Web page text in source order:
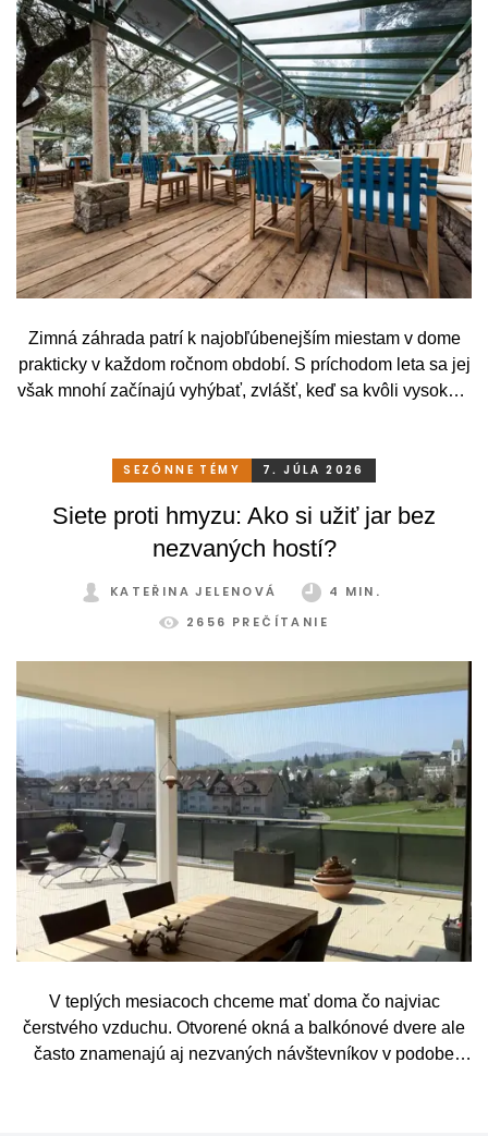
Zimná záhrada patrí k najobľúbenejším miestam v dome
prakticky v každom ročnom období. S príchodom leta sa jej
však mnohí začínajú vyhýbať, zvlášť, keď sa kvôli vysokým
stačí relatívne málo. So správnym, praktickým a šikovným
pohodlne a bez obmedzení po celý rok.
SEZÓNNE TÉMY 7. JÚLA 2026
Siete proti hmyzu: Ako si užiť jar bez
nezvaných hostí?
KATEŘINA JELENOVÁ
4 MIN.
2656 PREČÍTANIE
V teplých mesiacoch chceme mať doma čo najviac
čerstvého vzduchu. Otvorené okná a balkónové dvere ale
často znamenajú aj nezvaných návštevníkov v podobe